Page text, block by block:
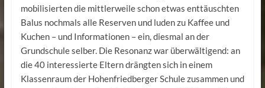
mobilisierten die mittlerweile schon etwas enttäuschten
Balus nochmals alle Reserven und luden zu Kaffee und
Kuchen – und Informationen ­– ein, diesmal an der
Grundschule selber. Die Resonanz war überwältigend: an
die 40 interessierte Eltern drängten sich in einem
Klassenraum der Hohenfriedberger Schule zusammen und